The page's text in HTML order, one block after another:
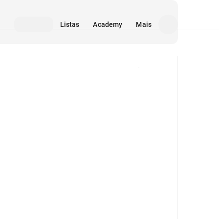
Listas Academy Mais